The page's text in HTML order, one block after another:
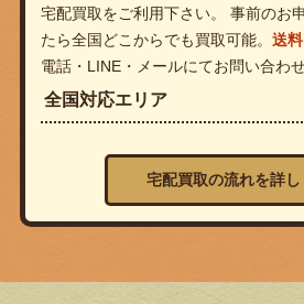
宅配買取をご利用下さい。 事前のお
たら全国どこからでも買取可能。 送
電話・LINE・メールにてお問い合わせ
全国対応エリア
宅配買取の流れを詳し